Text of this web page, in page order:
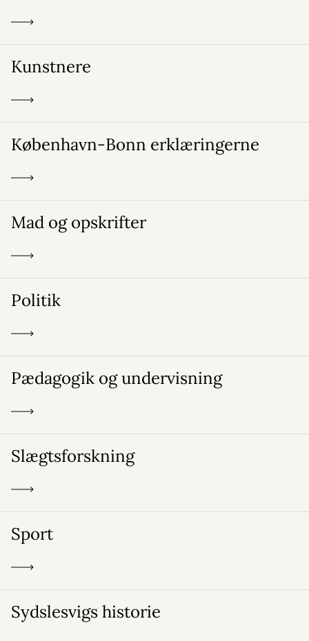
Kunstnere
København-Bonn erklæringerne
Mad og opskrifter
Politik
Pædagogik og undervisning
Slægtsforskning
Sport
Sydslesvigs historie